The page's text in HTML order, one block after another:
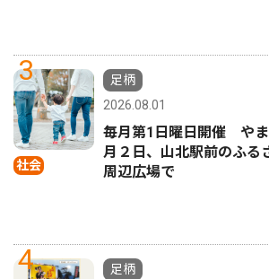
3
社会
足柄
2026.08.01
毎月第1日曜日開催 や
月２日、山北駅前のふる
周辺広場で
4 足柄